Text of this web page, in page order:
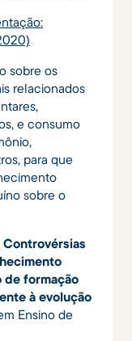
sobre os
relacionados
e consumo
para que
sobre o
Controvérsias
de formação
à evolução
Ensino de